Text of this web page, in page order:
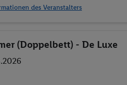
des Veranstalters
(Doppelbett) - De Luxe